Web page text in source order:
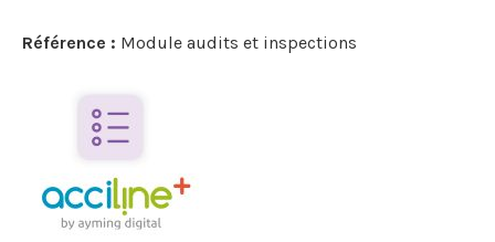
Référence : Module audits et inspections